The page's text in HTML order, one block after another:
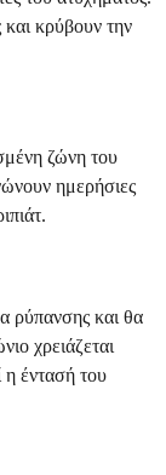
και κρύβουν την
ζώνη του
ημερήσιες
ρύπανσης και θα
χρειάζεται
η έντασή του